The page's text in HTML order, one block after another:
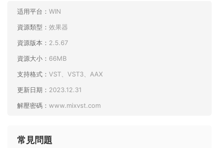
适用平台： WIN
資源類型： 效果器
資源版本： 2.5.67
資源大小： 66MB
支持格式： VST、VST3、AAX
更新日期： 2023.12.31
解壓密碼： www.mixvst.com
常見問題